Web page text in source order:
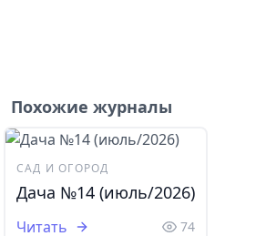
Похожие журналы
САД И ОГОРОД
Дача №14 (июль/2026)
Читать 74